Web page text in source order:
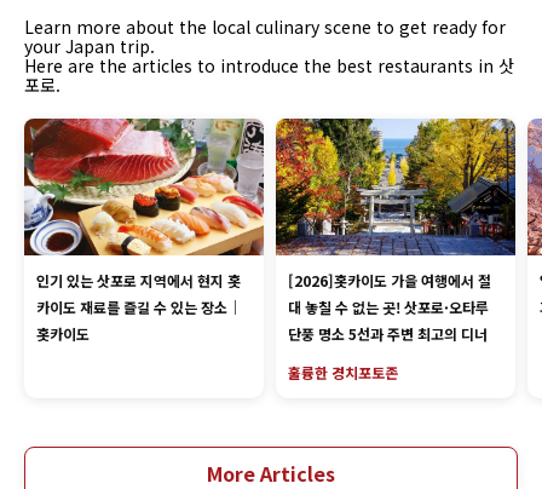
Learn more about the local culinary scene to get ready for
your Japan trip.
Here are the articles to introduce the best restaurants in 삿
포로.
인기 있는 삿포로 지역에서 현지 홋
카이도 재료를 즐길 수 있는 장소｜
홋카이도
[2026]홋카이도 가을 여행에서 절
대 놓칠 수 없는 곳! 삿포로·오타루
단풍 명소 5선과 주변 최고의 디너
훌륭한 경치포토존
More Articles